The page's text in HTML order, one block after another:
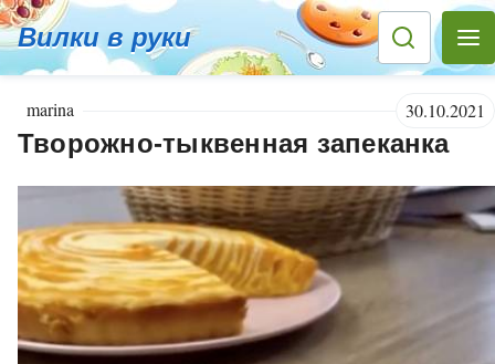
Вилки в руки
marina 30.10.2021
Творожно-тыквенная запеканка